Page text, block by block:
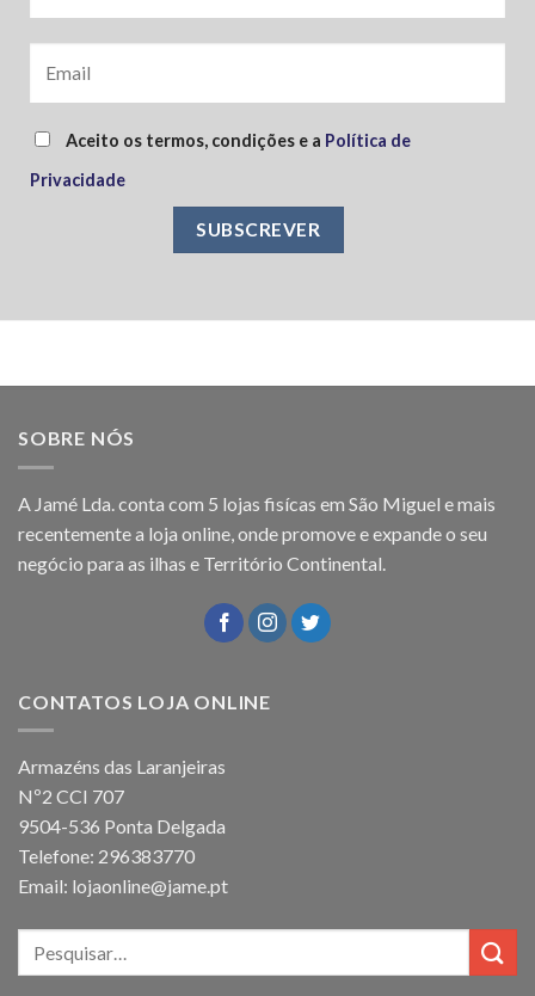
Aceito os termos, condições e a Política de
Privacidade
SOBRE NÓS
A Jamé Lda. conta com 5 lojas fisícas em São Miguel e mais
recentemente a loja online, onde promove e expande o seu
negócio para as ilhas e Território Continental.
CONTATOS LOJA ONLINE
Armazéns das Laranjeiras
Nº2 CCI 707
9504-536 Ponta Delgada
Telefone: 296383770
Email: lojaonline@jame.pt